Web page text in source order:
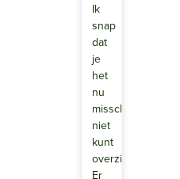
Ik
snap
dat
je
het
nu
misschien
niet
kunt
overzien.
Er